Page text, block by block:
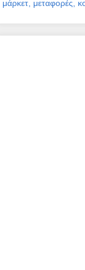
μάρκετ, μεταφορές,